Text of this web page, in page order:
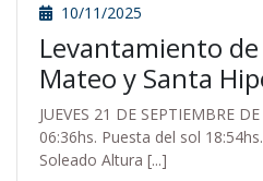
10/11/2025
Levantamiento de
Mateo y Santa
JUEVES 21 DE SEPTIEMBRE
06:36hs. Puesta del sol
Soleado Altura [...]